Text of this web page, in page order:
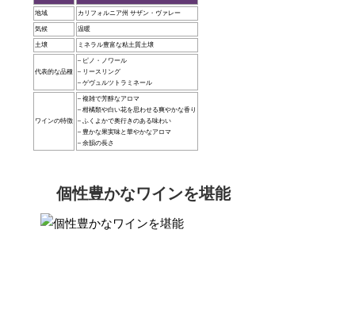
地域 カリフォルニア州 サザン・ヴァレー
気候 温暖
土壌 ミネラル豊富な粘土質土壌
代表的な品種
– ピノ・ノワール
– リースリング
– ゲヴュルツトラミネール
ワインの特徴
– 複雑で芳醇なアロマ
– 柑橘類や白い花を思わせる爽やかな香り
– ふくよかで奥行きのある味わい
– 豊かな果実味と華やかなアロマ
– 余韻の長さ
個性豊かなワインを堪能